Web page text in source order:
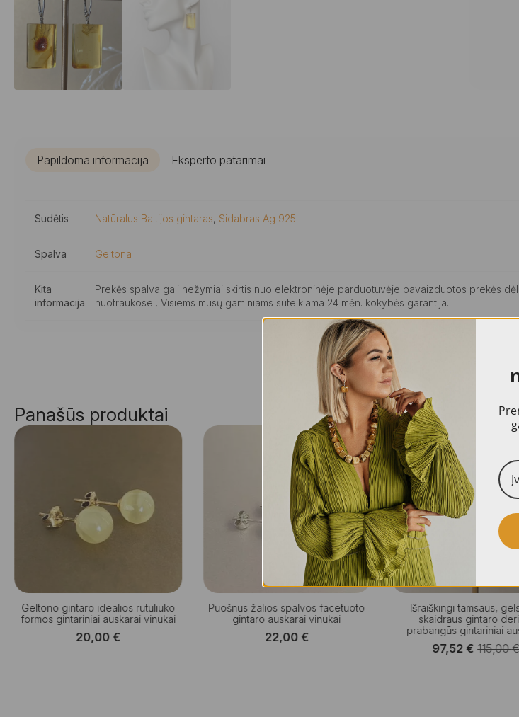
Papildoma informacija Eksperto patarimai
Sudėtis Natūralus Baltijos gintaras, Sidabras Ag 925
Spalva Geltona
Kita
informacija
Prekės spalva gali nežymiai skirtis nuo elektroninėje parduotuvėje pavaizduotos prekės
nuotraukose., Visiems mūsų gaminiams suteikiama 24 mėn. kokybės garantija.
Panašūs produktai
Geltono gintaro idealios rutuliuko
formos gintariniai auskarai vinukai
20,00 €
Puošnūs žalios spalvos facetuoto
gintaro auskarai vinukai
22,00€
AKCIJA!
Išraiškingi tamsaus,
skaidraus gintaro
prabangūs gintariniai
115,00€
Original
97,52€ Current